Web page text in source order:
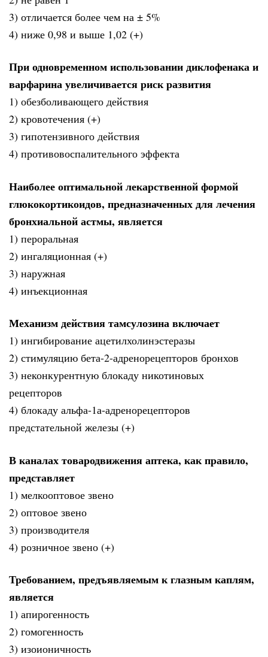
3) отличается более чем на ± 5%
4) ниже 0,98 и выше 1,02 (+)
При одновременном использовании диклофенака и
варфарина увеличивается риск развития
1) обезболивающего действия
2) кровотечения (+)
3) гипотензивного действия
4) противовоспалительного эффекта
Наиболее оптимальной лекарственной формой
глюкокортикоидов, предназначенных для лечения
бронхиальной астмы, является
1) пероральная
2) ингаляционная (+)
3) наружная
4) инъекционная
Механизм действия тамсулозина включает
1) ингибирование ацетилхолинэстеразы
2) стимуляцию бета-2-адренорецепторов бронхов
3) неконкурентную блокаду никотиновых
рецепторов
4) блокаду альфа-1а-адренорецепторов
предстательной железы (+)
В каналах товародвижения аптека, как правило,
представляет
1) мелкооптовое звено
2) оптовое звено
3) производителя
4) розничное звено (+)
Требованием, предъявляемым к глазным каплям,
является
1) апирогенность
2) гомогенность
3) изоионичность